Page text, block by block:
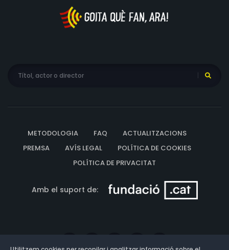
METODOLOGIA FAQ
ACTUALITZACIONS
PREMSA
AVÍS LEGAL
POLÍTICA DE COOKIES
POLÍTICA DE PRIVACITAT
Amb el suport de: